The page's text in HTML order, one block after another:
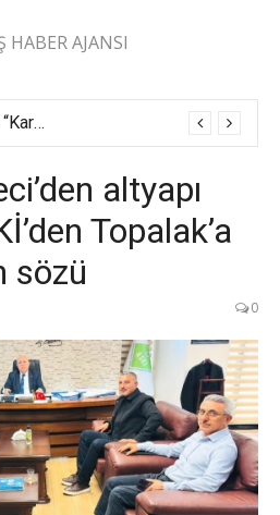
HABER AJANSI
Meclis Üyesi Eren: “Karaisalı yolunda 2 ay geçti, şerit çizgisi bile çekilmedi”
altyapı
Topalak’a
sözü
0